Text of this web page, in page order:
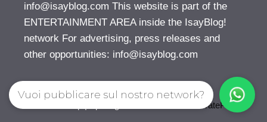
info@isayblog.com This website is part of the
ENTERTAINMENT AREA inside the IsayBlog!
network For advertising, press releases and
other opportunities: info@isayblog.com
GeneratePress
Vuoi pubblicare sul nostro network?